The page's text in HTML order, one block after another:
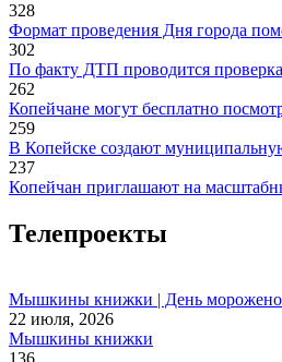
328
Формат проведения Дня города
302
По факту ДТП проводится проверка
262
Копейчане могут бесплатно
259
В Копейске создают
237
Копейчан приглашают на
Телепроекты
Мышкины книжки | День
22 июля, 2026
Мышкины книжки
136